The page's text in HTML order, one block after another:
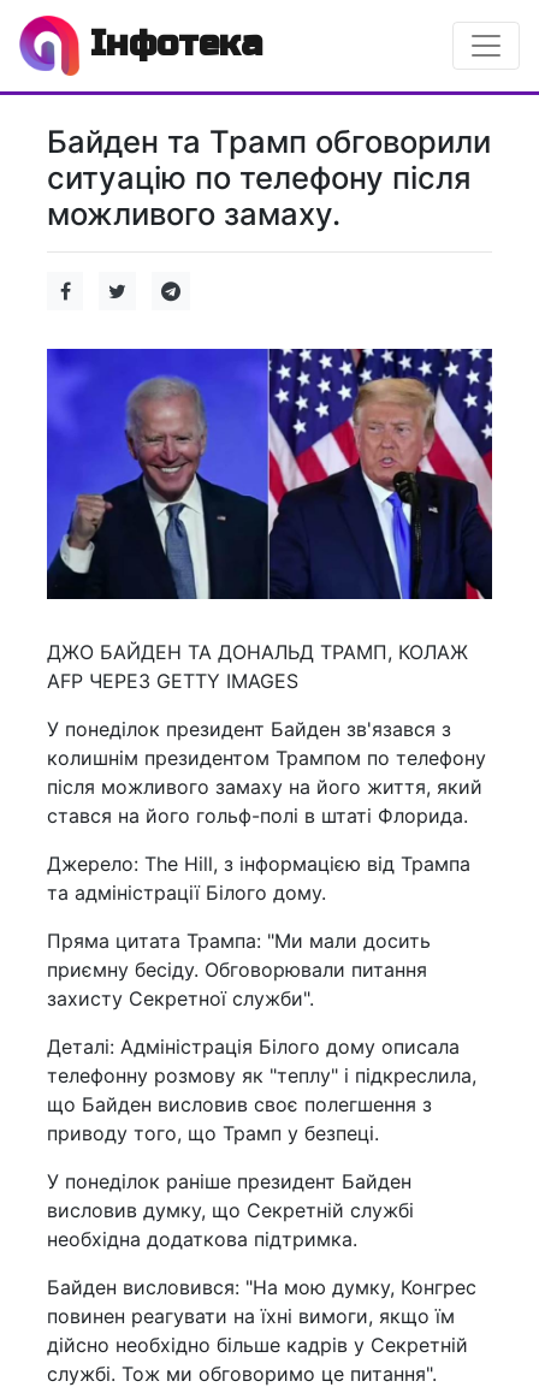
Інфотека
Байден та Трамп обговорили
ситуацію по телефону після
можливого замаху.
ДЖО БАЙДЕН ТА ДОНАЛЬД ТРАМП, КОЛАЖ
AFP ЧЕРЕЗ GETTY IMAGES
У понеділок президент Байден зв'язався з
колишнім президентом Трампом по телефону
після можливого замаху на його життя, який
стався на його гольф-полі в штаті Флорида.
Джерело: The Hill, з інформацією від Трампа
та адміністрації Білого дому.
Пряма цитата Трампа: "Ми мали досить
приємну бесіду. Обговорювали питання
захисту Секретної служби".
Деталі: Адміністрація Білого дому описала
телефонну розмову як "теплу" і підкреслила,
що Байден висловив своє полегшення з
приводу того, що Трамп у безпеці.
У понеділок раніше президент Байден
висловив думку, що Секретній службі
необхідна додаткова підтримка.
Байден висловився: "На мою думку, Конгрес
повинен реагувати на їхні вимоги, якщо їм
дійсно необхідно більше кадрів у Секретній
службі. Тож ми обговоримо це питання".